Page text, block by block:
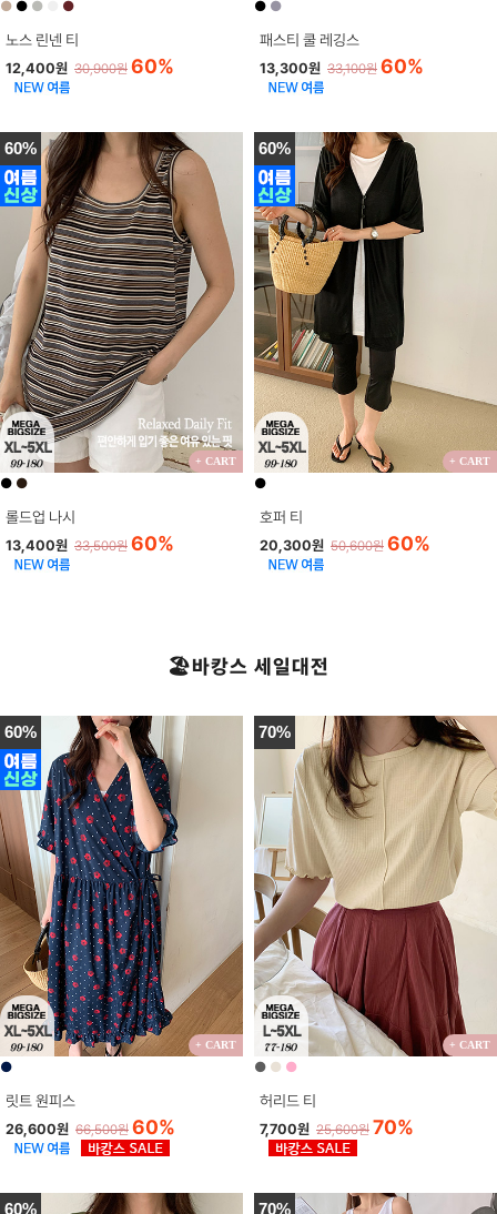
● ● ● ●
노스 린넨 티
12,400원 30,900원 60%
● ●
패스티 쿨 레깅스
13,300원 33,100원 60%
60%
+ CART
● ●
롤드업 나시
13,400원 33,500원 60%
60%
+ CART
●
호퍼 티
20,300원 50,600원 60%
🏖️바캉스 세일대전
60%
+ CART
●
릿트 원피스
26,600원 66,500원 60%
70%
+ CART
● ● ●
허리드 티
7,700원 25,600원 70%
60% 70%